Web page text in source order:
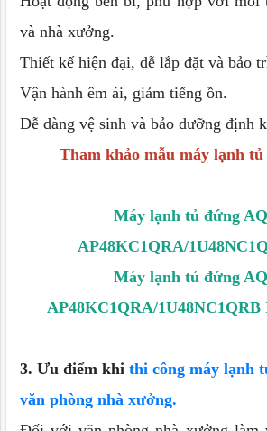
và nhà xưởng.
Thiết kế hiện đại, dễ lắp đặt và bảo
Vận hành êm ái, giảm tiếng ồn.
Dễ dàng vệ sinh và bảo dưỡng định
Tham khảo mẫu máy lạnh
Máy lạnh tủ đứng
AP48KC1QRA/
Máy lạnh tủ đứng
AP48KC1QRA/
3. Ưu điểm khi thi công máy lạnh
văn phòng nhà xưởng.